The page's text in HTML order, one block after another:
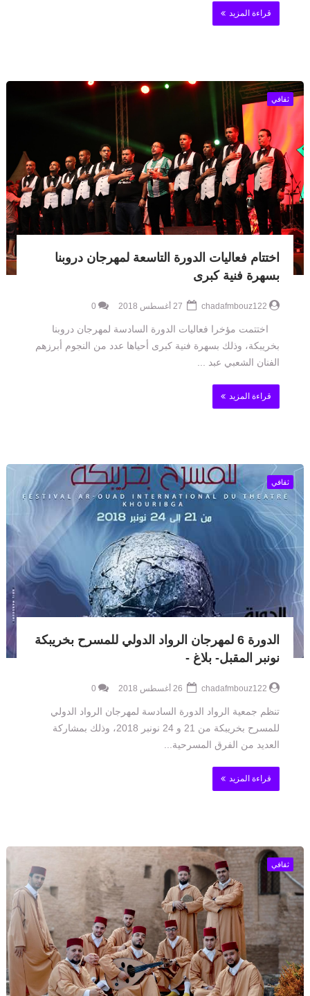
قراءة المزيد
ثقافي
اختتام فعاليات الدورة التاسعة لمهرجان دروبنا
بسهرة فنية كبرى
chadafmbouz122
0
اختتمت مؤخرا فعاليات الدورة السادسة لمهرجان دروبنا
بخريبكة، وذلك بسهرة فنية كبرى أحياها عدد من النجوم أبرزهم
الفنان الشعبي عبد ...
قراءة المزيد
ثقافي
الدورة 6 لمهرجان الرواد الدولي للمسرح بخريبكة
نونبر المقبل- بلاغ -
chadafmbouz122
0
تنظم جمعية الرواد الدورة السادسة لمهرجان الرواد الدولي
للمسرح بخريبكة من 21 و 24 نونبر 2018، وذلك بمشاركة
العديد من الفرق المسرحية...
قراءة المزيد
ثقافي